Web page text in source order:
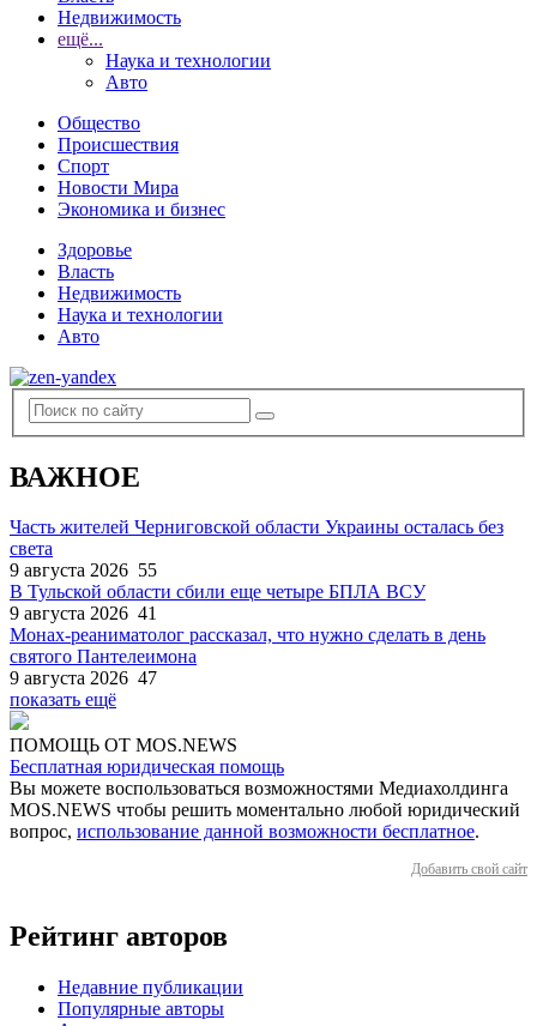
Недвижимость
ещё...
Наука и технологии
Авто
Общество
Происшествия
Спорт
Новости Мира
Экономика и бизнес
Здоровье
Власть
Недвижимость
Наука и технологии
Авто
ВАЖНОЕ
Часть жителей Черниговской области Украины осталась без
света
9 августа 2026 55
В Тульской области сбили еще четыре БПЛА ВСУ
9 августа 2026 41
Монах-реаниматолог рассказал, что нужно сделать в день
святого Пантелеимона
9 августа 2026 47
показать ещё
ПОМОЩЬ ОТ MOS.NEWS
Бесплатная юридическая помощь
Вы можете воспользоваться возможностями Медиахолдинга
MOS.NEWS чтобы решить моментально любой юридический
вопрос, использование данной возможности бесплатное.
Добавить свой сайт
Рейтинг авторов
Недавние публикации
Популярные авторы